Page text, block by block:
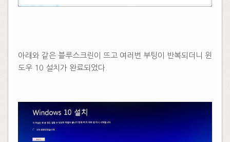
아래와 같은 블루스크린이 뜨고 여러번 부팅이 반복되더니 윈
도우 10 설치가 완료되었다.